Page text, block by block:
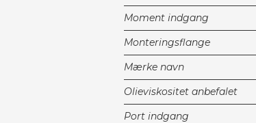
Moment indgang
Monteringsflange
Mærke navn
Olieviskositet anbefalet
Port indgang